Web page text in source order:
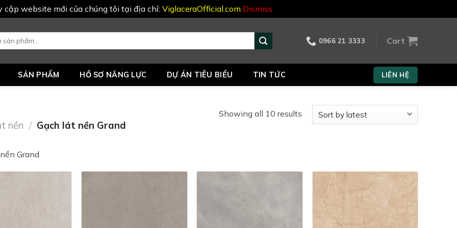
cập website mới của chúng tôi tại địa chỉ: ViglaceraOfficial.com Dismiss
0966 21 3333 Cart
SẢN PHẨM HỒ SƠ NĂNG LỰC DỰ ÁN TIÊU BIỂU TIN TỨC LIÊN HỆ
nền / Gạch lát nền Grand
Showing all 10 results
Grand